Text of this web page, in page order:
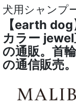
犬用シャンプ
【earth
カラー
の通販。首
の通信販売